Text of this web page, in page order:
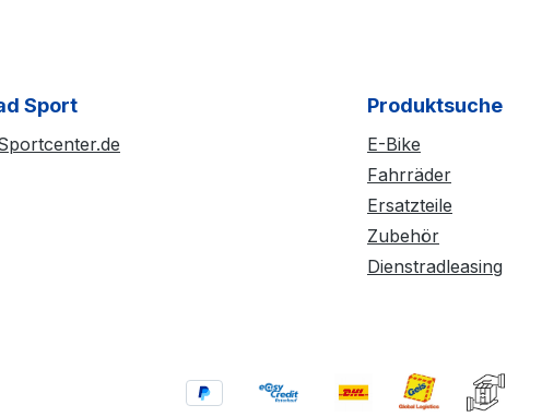
Sport Produktsuche
E-Bike
Fahrräder
Ersatzteile
Zubehör
Dienstradleasing